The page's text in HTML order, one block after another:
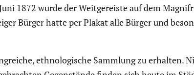
1872 wurde der Weitge­reiste auf dem
Bürger hatte per Plakat alle Bürger und
ethno­lo­gi­sche Sammlung zu erhalten.